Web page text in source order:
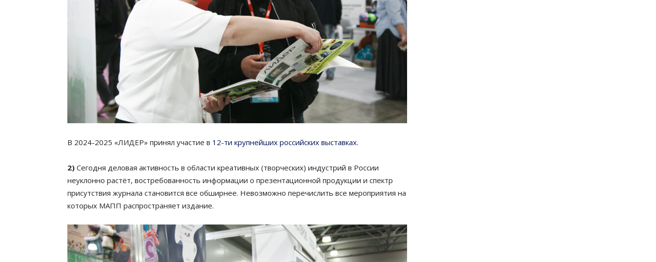
В 2024-2025 «ЛИДЕР» принял участие в 12-ти крупнейших российских выставках.
2) Сегодня деловая активность в области креативных (творческих) индустрий в России
неуклонно растёт, востребованность информации о презентационной продукции и спектр
присутствия журнала становится все обширнее. Невозможно перечислить все мероприятия на
которых МАПП распространяет издание.